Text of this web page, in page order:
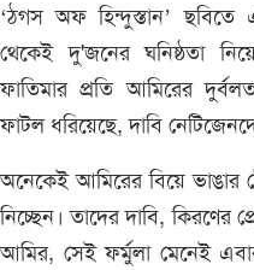
‘ঠগস অফ হিন্দুস্তান’
থেকেই দু'জনের ঘনিষ্ঠতা
ফাতিমার প্রতি আমিরের
ফাটল ধরিয়েছে, দাবি
অনেকেই আমিরের বিয়ে ভাঙার
নিচ্ছেন। তাদের দাবি, কিরণের
আমির, সেই ফর্মুলা মেনেই